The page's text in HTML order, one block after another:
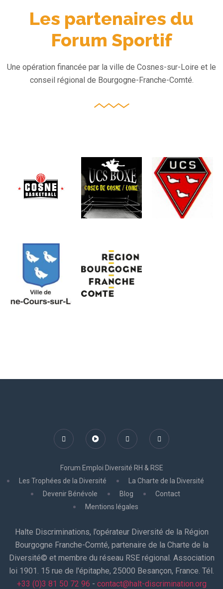
Les partenaires du
Forum Sportif
Une opération financée par la ville de Cosnes-sur-Loire et le
conseil régional de Bourgogne-Franche-Comté.
Forum Emploi Diversité RH & RSE
Les Trophées de la Diversité
La Charte de la Diversité
Devenir Bénévole
Blog
Contact
Mentions légales
Halte Discriminations, l’opérateur Diversité de la Région
Bourgogne Franche-Comté, partenaire de la Charte de la
Diversité© et membre du réseau RSE régional. Association
loi 1901. 15 rue de l'épitaphe, 25000 Besançon, France. Tél.
+33 (0)3 81 50 72 96 - contact@halt-discrimination.org